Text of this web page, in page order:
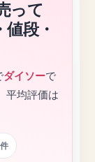
って
段・
ダイソーで
平均評価は